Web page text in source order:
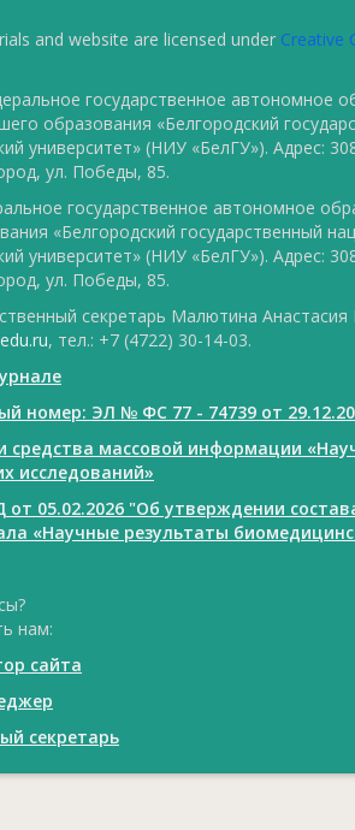
and website are licensed under Creative
государственное автономное
образования «Белгородский
университет» (НИУ «БелГУ»). Адрес:
ул. Победы, 85.
государственное автономное
«Белгородский государственный
университет» (НИУ «БелГУ»). Адрес:
ул. Победы, 85.
секретарь Малютина
, тел.: +7 (4722) 30-14-03.
номер: ЭЛ № ФС 77 - 74739 от
средства массовой информации
исследований»
05.02.2026 "Об утверждении
«Научные результаты
нам:
сайта
cекретарь